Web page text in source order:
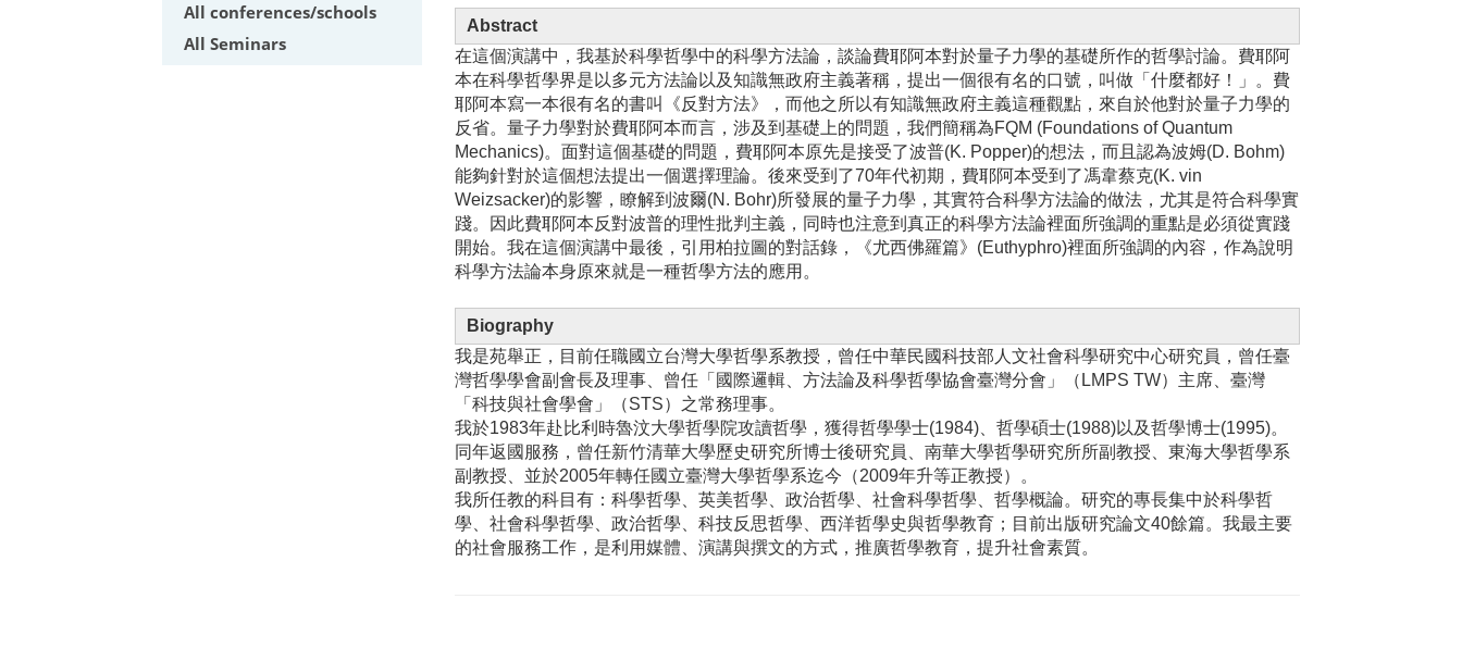
All conferences/schools
All Seminars
Abstract
在這個演講中，我基於科學哲學中的科學方法論，談論費耶阿本對於量子力學的基礎所作的哲學討論。費耶阿
本在科學哲學界是以多元方法論以及知識無政府主義著稱，提出一個很有名的口號，叫做「什麼都好！」。費
耶阿本寫一本很有名的書叫《反對方法》，而他之所以有知識無政府主義這種觀點，來自於他對於量子力學的
反省。量子力學對於費耶阿本而言，涉及到基礎上的問題，我們簡稱為FQM (Foundations of Quantum
Mechanics)。面對這個基礎的問題，費耶阿本原先是接受了波普(K. Popper)的想法，而且認為波姆(D. Bohm)
能夠針對於這個想法提出一個選擇理論。後來受到了70年代初期，費耶阿本受到了馮韋蔡克(K. vin
Weizsacker)的影響，瞭解到波爾(N. Bohr)所發展的量子力學，其實符合科學方法論的做法，尤其是符合科學實
踐。因此費耶阿本反對波普的理性批判主義，同時也注意到真正的科學方法論裡面所強調的重點是必須從實踐
開始。我在這個演講中最後，引用柏拉圖的對話錄，《尤西佛羅篇》(Euthyphro)裡面所強調的內容，作為說明
科學方法論本身原來就是一種哲學方法的應用。
Biography
我是苑舉正，目前任職國立台灣大學哲學系教授，曾任中華民國科技部人文社會科學研究中心研究員，曾任臺
灣哲學學會副會長及理事、曾任「國際邏輯、方法論及科學哲學協會臺灣分會」（LMPS TW）主席、臺灣
「科技與社會學會」（STS）之常務理事。
我於1983年赴比利時魯汶大學哲學院攻讀哲學，獲得哲學學士(1984)、哲學碩士(1988)以及哲學博士(1995)。
同年返國服務，曾任新竹清華大學歷史研究所博士後研究員、南華大學哲學研究所所副教授、東海大學哲學系
副教授、並於2005年轉任國立臺灣大學哲學系迄今（2009年升等正教授）。
我所任教的科目有：科學哲學、英美哲學、政治哲學、社會科學哲學、哲學概論。研究的專長集中於科學哲
學、社會科學哲學、政治哲學、科技反思哲學、西洋哲學史與哲學教育；目前出版研究論文40餘篇。我最主要
的社會服務工作，是利用媒體、演講與撰文的方式，推廣哲學教育，提升社會素質。